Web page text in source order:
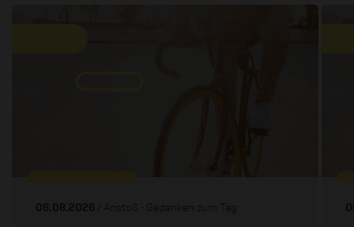
06.08.2026 / Anstoß - Gedanken zum Tag